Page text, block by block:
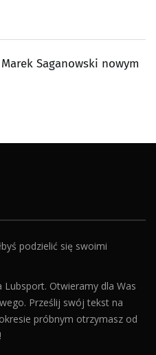
Marek Saganowski nowym
podzielić się swoimi
Otwieramy dla Was
Prześlij swój tekst na
próbnym otrzymasz od